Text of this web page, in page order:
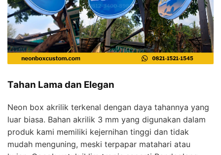
Tahan Lama dan Elegan
Neon box akrilik terkenal dengan daya tahannya yang
luar biasa. Bahan akrilik 3 mm yang digunakan dalam
produk kami memiliki kejernihan tinggi dan tidak
mudah menguning, meski terpapar matahari atau